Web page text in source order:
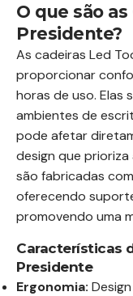
O que são
Presidente?
As cadeiras Led
proporcionar
horas de uso. Elas
ambientes de
pode afetar
design que
são fabricadas
oferecendo
promovendo uma
Características
Presidente
Ergonomia: